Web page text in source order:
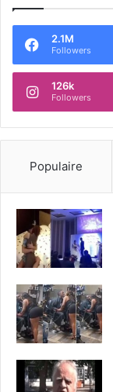
2.1M
Followers
126k
Followers
Populaire